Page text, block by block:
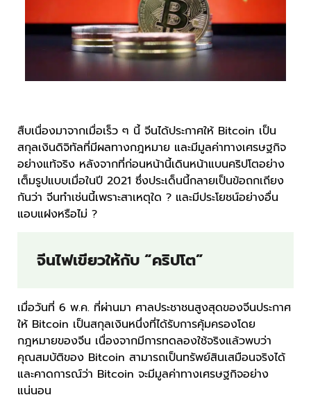
สืบเนื่องมาจากเมื่อเร็ว ๆ นี้ จีนได้ประกาศให้ Bitcoin เป็น
สกุลเงินดิจิทัลที่มีผลทางกฎหมาย และมีมูลค่าทางเศรษฐกิจ
อย่างแท้จริง หลังจากที่ก่อนหน้านี้เดินหน้าแบนคริปโตอย่าง
เต็มรูปแบบเมื่อในปี 2021 ซึ่งประเด็นนี้กลายเป็นข้อถกเถียง
กันว่า จีนทำเช่นนี้เพราะสาเหตุใด ? และมีประโยชน์อย่างอื่น
แอบแฝงหรือไม่ ?
จีนไฟเขียวให้กับ “คริปโต”
เมื่อวันที่ 6 พ.ค. ที่ผ่านมา ศาลประชาชนสูงสุดของจีนประกาศ
ให้ Bitcoin เป็นสกุลเงินหนึ่งที่ได้รับการคุ้มครองโดย
กฎหมายของจีน เนื่องจากมีการทดลองใช้จริงแล้วพบว่า
คุณสมบัติของ Bitcoin สามารถเป็นทรัพย์สินเสมือนจริงได้
และคาดการณ์ว่า Bitcoin จะมีมูลค่าทางเศรษฐกิจอย่าง
แน่นอน